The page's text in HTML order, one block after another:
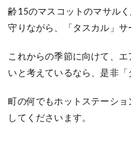
齢15のマスコットのマサル
守りながら、「タスカル」サ
これからの季節に向けて、
いと考えているなら、是非「
町の何でもホットステーシ
してくださいます。